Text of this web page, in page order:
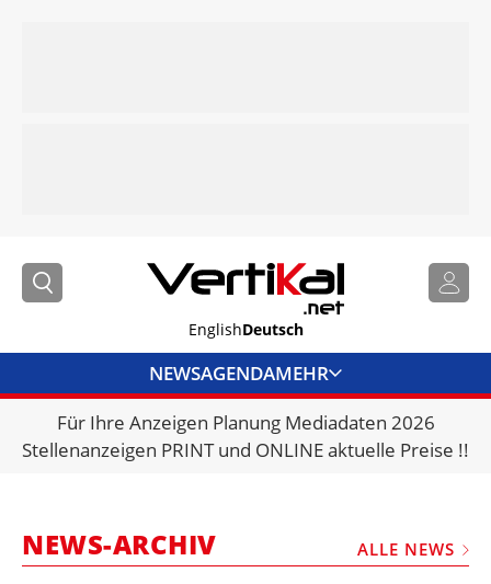
EnglishDeutsch
NEWSAGENDAMEHR
BRANCHENLINKS
VERMIETER
MARKTPLATZ
Für Ihre Anzeigen Planung Mediadaten 2026
Stellenanzeigen PRINT und ONLINE aktuelle Preise !!
NEWS-ARCHIV ALLE NEWS